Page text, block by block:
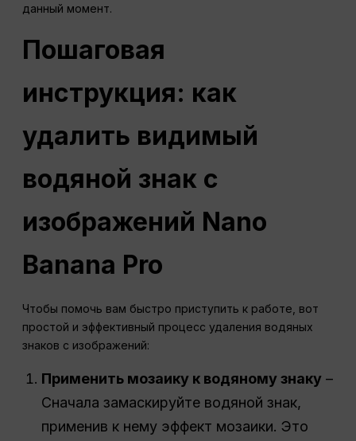
данный момент.
Пошаговая
инструкция: как
удалить видимый
водяной знак с
изображений Nano
Banana Pro
Чтобы помочь вам быстро приступить к работе, вот
простой и эффективный процесс удаления водяных
знаков с изображений:
Применить мозаику к водяному знаку –
Сначала замаскируйте водяной знак,
применив к нему эффект мозаики. Это